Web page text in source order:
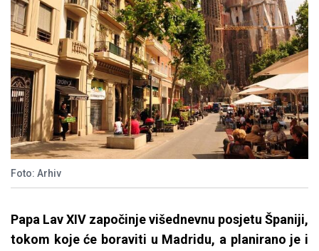
Foto: Arhiv
Papa Lav XIV započinje višednevnu posjetu Španiji,
tokom koje će boraviti u Madridu, a planirano je i